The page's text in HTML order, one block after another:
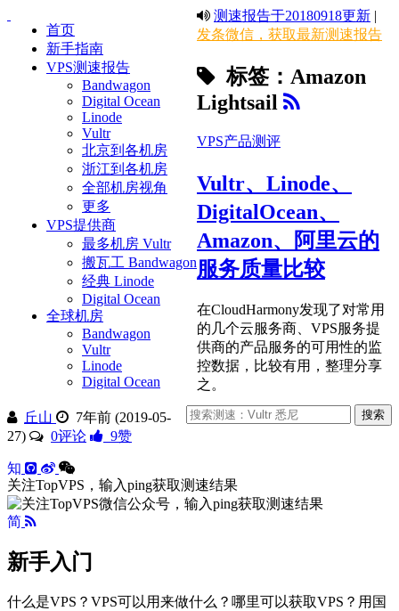
首页
新手指南
VPS测速报告
Bandwagon
Digital Ocean
Linode
Vultr
北京到各机房
浙江到各机房
全部机房视角
更多
VPS提供商
最多机房 Vultr
搬瓦工 Bandwagon
经典 Linode
Digital Ocean
全球机房
Bandwagon
Vultr
Linode
Digital Ocean
测速报告于20180918更新 |
发条微信，获取最新测速报告
标签：Amazon
Lightsail
VPS产品测评
Vultr、Linode、
DigitalOcean、
Amazon、阿里云的
服务质量比较
在CloudHarmony发现了对常用
的几个云服务商、VPS服务提
供商的产品服务的可用性的监
控数据，比较有用，整理分享
之。
丘山
7年前 (2019-05-
27)
0评论 9赞
知
关注TopVPS，输入ping获取测速结果
简
新手入门
什么是VPS？VPS可以用来做什么？哪里可以获取VPS？用国